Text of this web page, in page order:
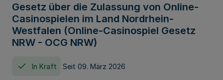
Gesetz über die Zulassung von Online-
Casinospielen im Land Nordrhein-
Westfalen (Online-Casinospiel Gesetz
NRW - OCG NRW)
In Kraft Seit 09. März 2026